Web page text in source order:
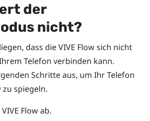
der
nicht?
dass dieVIVE Flowsich nicht
Telefon verbinden kann.
Schritte aus, um Ihr Telefon
zu spiegeln.
VIVE Flowab.